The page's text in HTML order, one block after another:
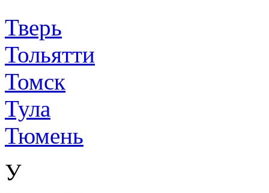
Тверь
Тольятти
Томск
Тула
Тюмень
У